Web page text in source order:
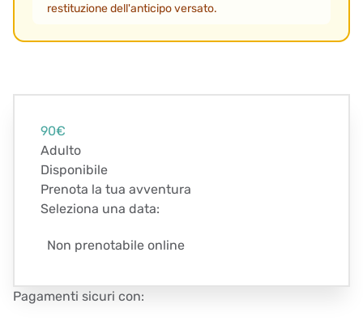
restituzione dell'anticipo versato.
90€
Adulto
Disponibile
Prenota la tua avventura
Seleziona una data:
Non prenotabile online
Pagamenti sicuri con: